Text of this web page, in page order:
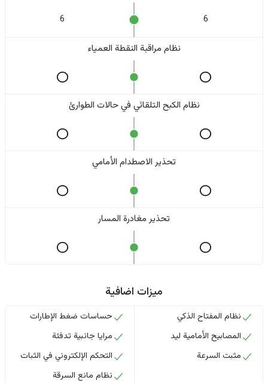
6
6
نظام مراقبة النقطة العمياء
نظام الكبح التلقائي في حالات الطوارئ
تحذير الاصطدام الأمامي
تحذير مغادرة المسار
ميزات اضافية
نظام المفتاح الذكي
المصابيح الأمامية ليد
مثبت السرعة
حساسات ضغط الإطارات
مرايا جانبية تدفئة
التحكم الإلكتروني في الثبات
نظام مانع السرقة